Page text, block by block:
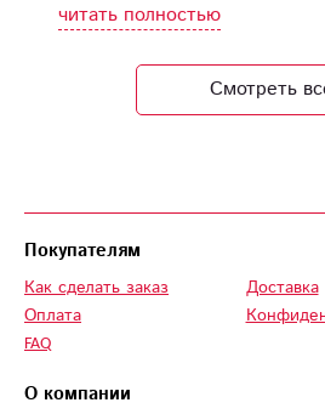
читать полностью
Смотреть
Покупателям
Как сделать заказ
Оплата
FAQ
Доставка
О компании